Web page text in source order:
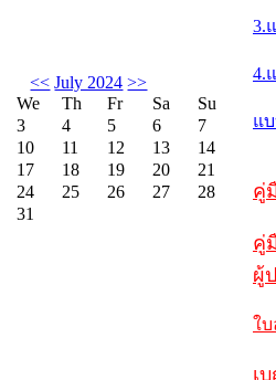
<< July 2024 >>
We Th Fr Sa
Su
3 4 5 6
7
10 11 12 13
14
17 18 19 20
21
24 25 26 27
28
31
3.
4.
แ
คู่
คู่
ผู้
ใ
เ